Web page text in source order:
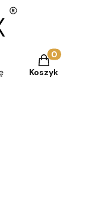
Produkty
Koszyk